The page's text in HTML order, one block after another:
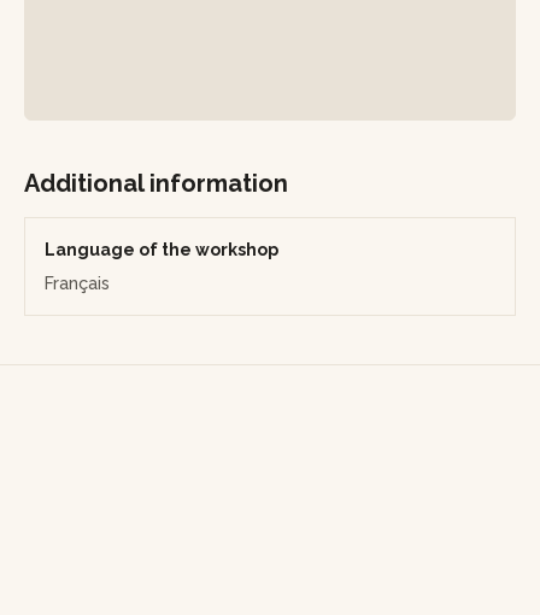
Additional information
Language of the workshop
Français